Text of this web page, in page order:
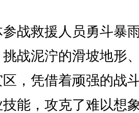
救援人员勇斗暴
战泥泞的滑坡地形
，凭借着顽强的战
能，攻克了难以想